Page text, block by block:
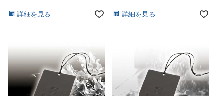
詳細を見る 詳細を見る